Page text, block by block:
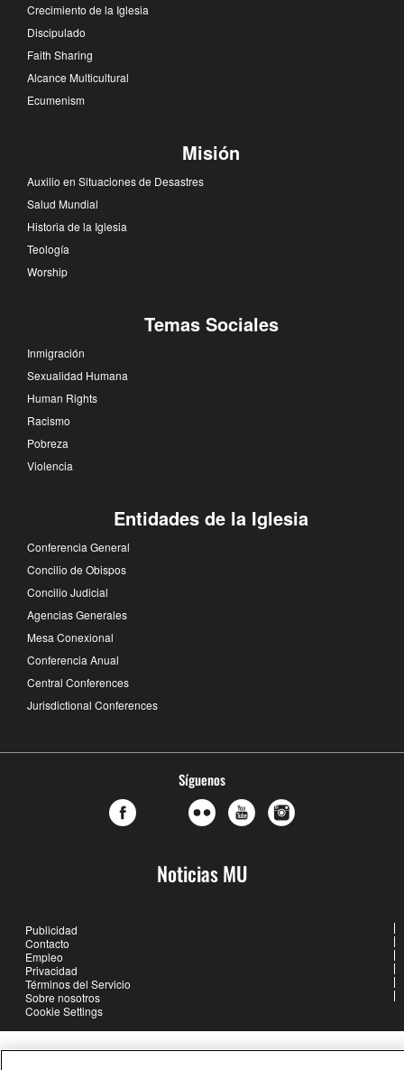
Crecimiento de la Iglesia
Discipulado
Faith Sharing
Alcance Multicultural
Ecumenism
Misión
Auxilio en Situaciones de Desastres
Salud Mundial
Historia de la Iglesia
Teología
Worship
Temas Sociales
Inmigración
Sexualidad Humana
Human Rights
Racismo
Pobreza
Violencia
Entidades de la Iglesia
Conferencia General
Concilio de Obispos
Concilio Judicial
Agencias Generales
Mesa Conexional
Conferencia Anual
Central Conferences
Jurisdictional Conferences
Síguenos
Noticias MU
Publicidad
Contacto
Empleo
Privacidad
Términos del Servicio
Sobre nosotros
Cookie Settings